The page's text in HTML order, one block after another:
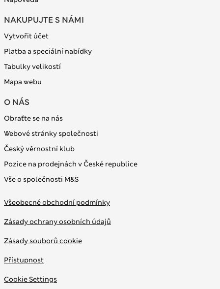
NAKUPUJTE S NÁMI
Vytvořit účet
Platba a speciální nabídky
Tabulky velikostí
Mapa webu
O NÁS
Obraťte se na nás
Webové stránky společnosti
Český věrnostní klub
Pozice na prodejnách v České republice
Vše o společnosti M&S
Všeobecné obchodní podmínky
Zásady ochrany osobních údajů
Zásady souborů cookie
Přístupnost
Cookie Settings